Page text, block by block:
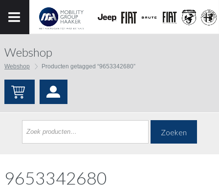
Webshop
Webshop Producten getagged “9653342680”
Zoeken
9653342680